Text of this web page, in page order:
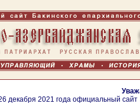
декабря 2021 года официальный